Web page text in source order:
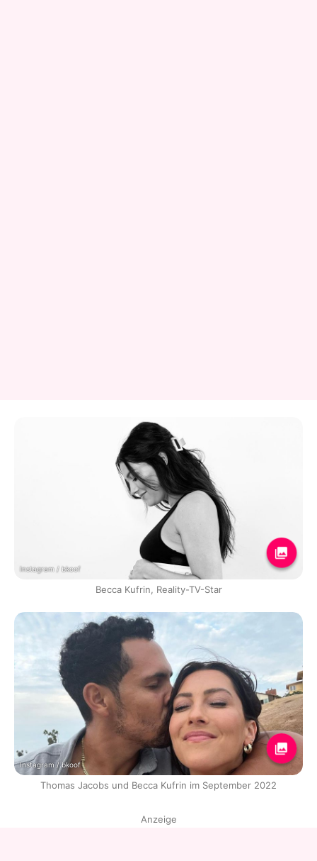
Instagram / bkoof
Becca Kufrin, Reality-TV-Star
Instagram / bkoof
Thomas Jacobs und Becca Kufrin im September 2022
Anzeige